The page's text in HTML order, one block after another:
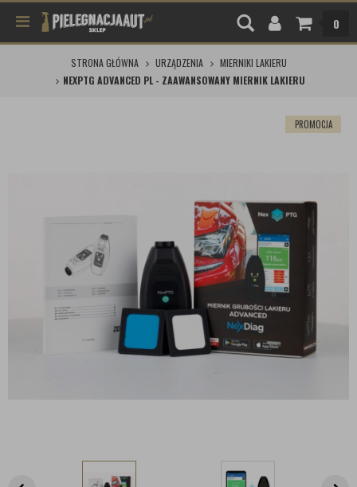
0
STRONA GŁÓWNA URZĄDZENIA
MIERNIKI LAKIERU
NEXPTG ADVANCED PL - ZAAWANSOWANY MIERNIK LAKIERU
PROMOCJA